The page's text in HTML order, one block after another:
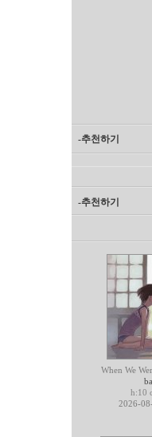
-추천하기
-추천하기
When We
h:10
2026-